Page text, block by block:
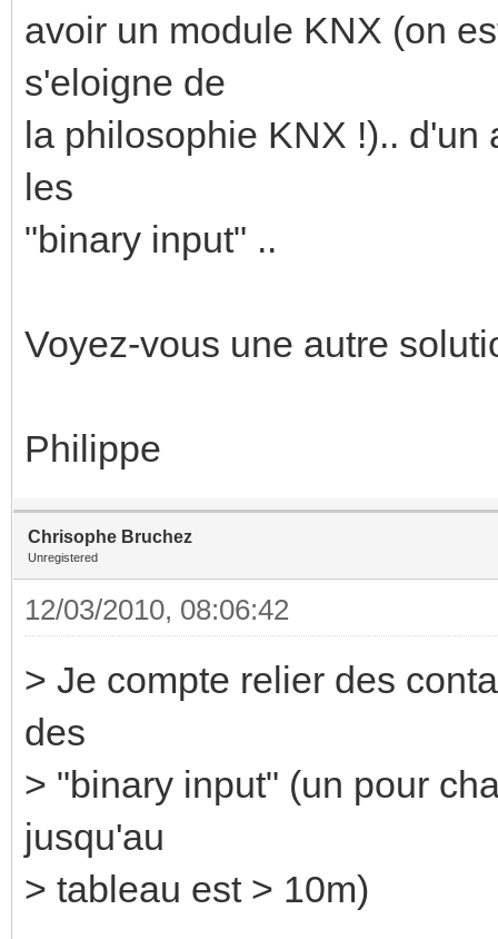
avoir un module KNX (on
s'eloigne de
la philosophie KNX !).. d'un
les
"binary input" ..
Voyez-vous une autre
Philippe
Chrisophe Bruchez
Unregistered
12/03/2010, 08:06:42
> Je compte relier des
des
> "binary input" (un pour
jusqu'au
> tableau est > 10m)